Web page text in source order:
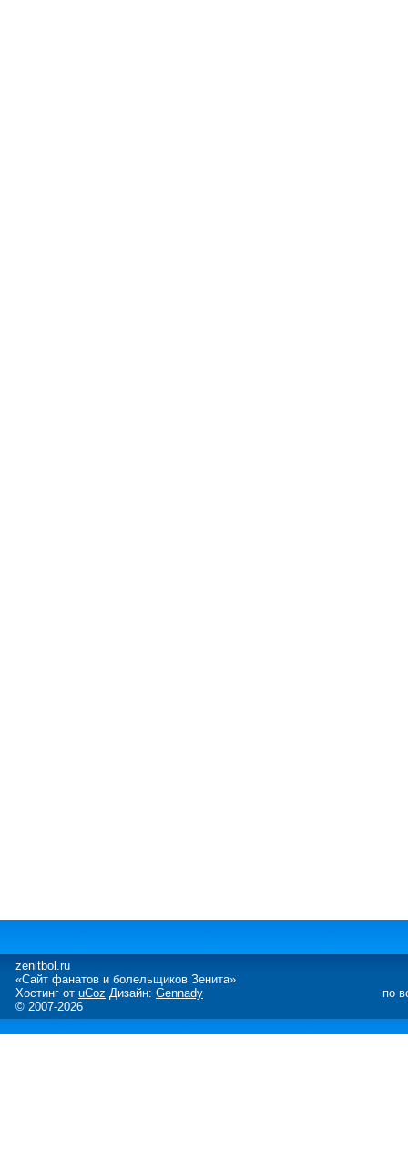
zenitbol.ru
«Сайт фанатов и болельщиков Зенита»
Хостинг от uCoz Дизайн: Gennady
© 2007-2026
по